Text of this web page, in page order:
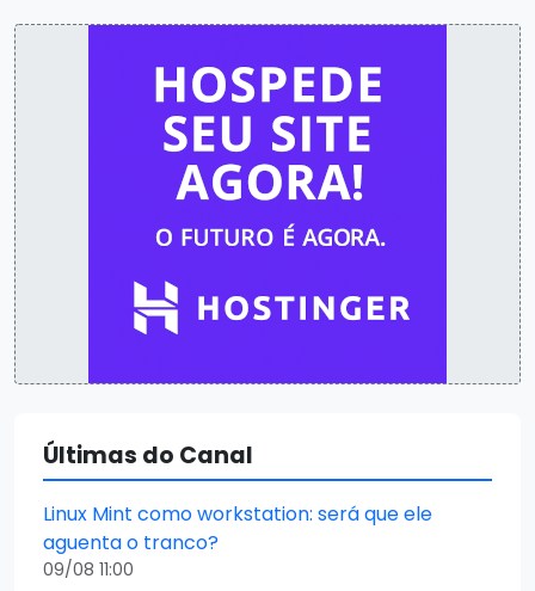
Últimas do Canal
Linux Mint como workstation: será que ele
aguenta o tranco?
09/08 11:00